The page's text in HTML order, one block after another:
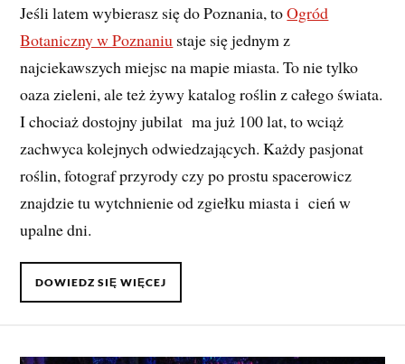
Jeśli latem wybierasz się do Poznania, toOgród
Botaniczny w Poznaniu staje się jednym z
najciekawszych miejsc na mapie miasta. To nie tylko
oaza zieleni, ale też żywy katalog roślin z całego świata.
I chociaż dostojny jubilat ma już 100 lat, to wciąż
zachwyca kolejnych odwiedzających. Każdy pasjonat
roślin, fotograf przyrody czy po prostu spacerowicz
znajdzie tu wytchnienie od zgiełku miasta i cień w
upalne dni.
DOWIEDZ SIĘ WIĘCEJ